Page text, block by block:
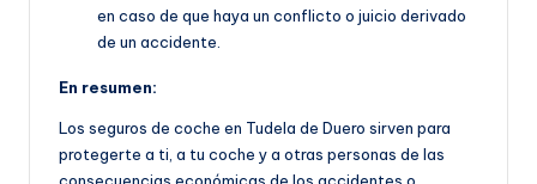
en caso de que haya un conflicto o juicio derivado
de un accidente.
En resumen:
Los seguros de coche en Tudela de Duero sirven para
protegerte a ti, a tu coche y a otras personas de las